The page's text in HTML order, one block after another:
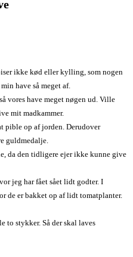
ikke kød eller kylling, som nogen
have så meget af.
vores have meget nøgen ud. Ville
mit madkammer.
pible op af jorden. Derudover
guldmedalje.
da den tidligere ejer ikke kunne give
jeg har fået sået lidt godter. I
de er bakket op af lidt tomatplanter.
to stykker. Så der skal laves